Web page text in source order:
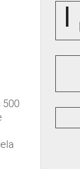
500